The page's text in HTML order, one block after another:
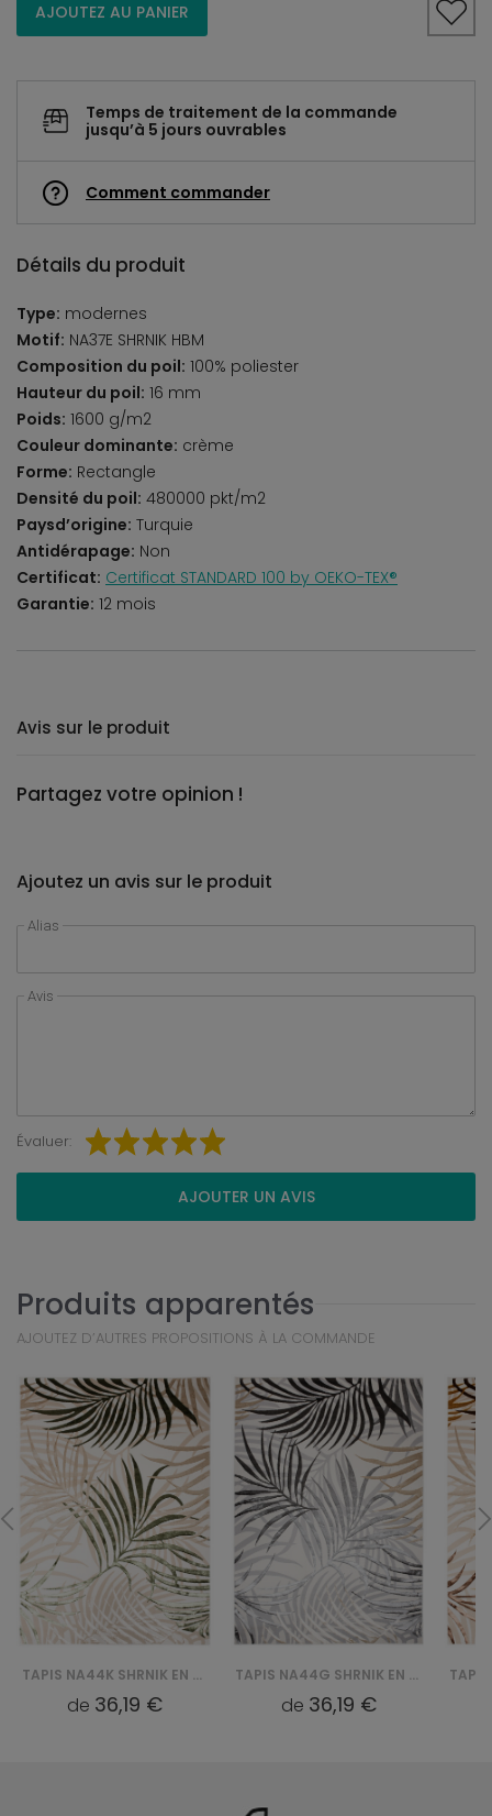
AJOUTEZ AU PANIER
Temps de traitement de la commande
jusqu’à 5 jours ouvrables
Comment commander
Détails du produit
Type: modernes
Motif: NA37E SHRNIK HBM
Composition du poil: 100% poliester
Hauteur du poil: 16 mm
Poids: 1600 g/m2
Couleur dominante: crème
Forme: Rectangle
Densité du poil: 480000 pkt/m2
Paysd’origine: Turquie
Antidérapage: Non
Certificat: Certificat STANDARD 100 by OEKO-TEX®
Garantie: 12 mois
Avis sur le produit
Partagez votre opinion !
Ajoutez un avis sur le produit
Alias
Avis
Évaluer:
AJOUTER UN AVIS
Produits apparentés
AJOUTEZ D’AUTRES PROPOSITIONS À LA COMMANDE
TAPIS NA44G SHRNIK EN HBF - KREMOWY, ZŁOTY
de 36,19 €
TAPIS NA44D SHRNIK EN HBJ - KREMOWY, ZŁOTY
de 36,19 €